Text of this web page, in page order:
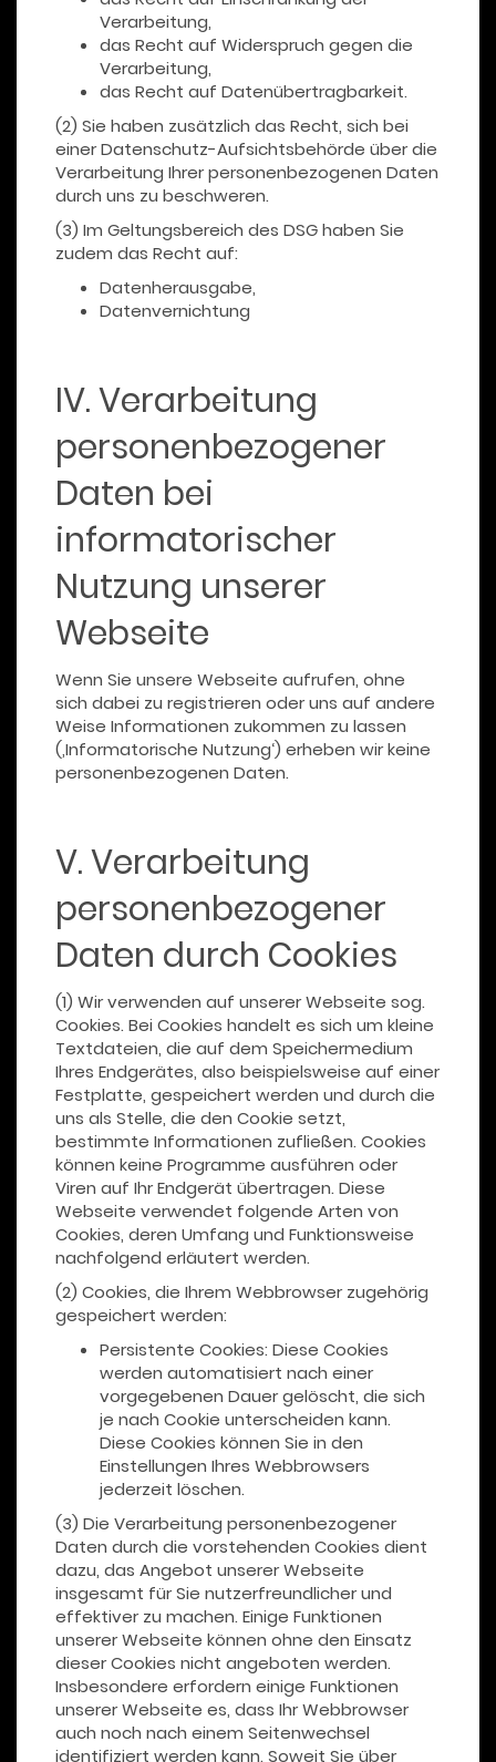
Verarbeitung,
das Recht auf Widerspruch gegen die
Verarbeitung,
das Recht auf Datenübertragbarkeit.
(2) Sie haben zusätzlich das Recht, sich bei
einer Datenschutz-Aufsichtsbehörde über die
Verarbeitung Ihrer personenbezogenen Daten
durch uns zu beschweren.
(3) Im Geltungsbereich des DSG haben Sie
zudem das Recht auf:
Datenherausgabe,
Datenvernichtung
IV. Verarbeitung
personenbezogener
Daten bei
informatorischer
Nutzung unserer
Webseite
Wenn Sie unsere Webseite aufrufen, ohne
sich dabei zu registrieren oder uns auf andere
Weise Informationen zukommen zu lassen
(‚Informatorische Nutzung‘) erheben wir keine
personenbezogenen Daten.
V. Verarbeitung
personenbezogener
Daten durch Cookies
(1) Wir verwenden auf unserer Webseite sog.
Cookies. Bei Cookies handelt es sich um kleine
Textdateien, die auf dem Speichermedium
Ihres Endgerätes, also beispielsweise auf einer
Festplatte, gespeichert werden und durch die
uns als Stelle, die den Cookie setzt,
bestimmte Informationen zufließen. Cookies
können keine Programme ausführen oder
Viren auf Ihr Endgerät übertragen. Diese
Webseite verwendet folgende Arten von
Cookies, deren Umfang und Funktionsweise
nachfolgend erläutert werden.
(2) Cookies, die Ihrem Webbrowser zugehörig
gespeichert werden:
Persistente Cookies: Diese Cookies
werden automatisiert nach einer
vorgegebenen Dauer gelöscht, die sich
je nach Cookie unterscheiden kann.
Diese Cookies können Sie in den
Einstellungen Ihres Webbrowsers
jederzeit löschen.
(3) Die Verarbeitung personenbezogener
Daten durch die vorstehenden Cookies dient
dazu, das Angebot unserer Webseite
insgesamt für Sie nutzerfreundlicher und
effektiver zu machen. Einige Funktionen
unserer Webseite können ohne den Einsatz
dieser Cookies nicht angeboten werden.
Insbesondere erfordern einige Funktionen
unserer Webseite es, dass Ihr Webbrowser
auch noch nach einem Seitenwechsel
identifiziert werden kann. Soweit Sie über